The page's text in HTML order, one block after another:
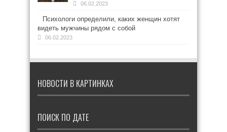
06.02.2023
Психологи определили, каких женщин хотят
видеть мужчины рядом с собой
06.02.2023
НОВОСТИ В КАРТИНКАХ
ПОИСК ПО ДАТЕ